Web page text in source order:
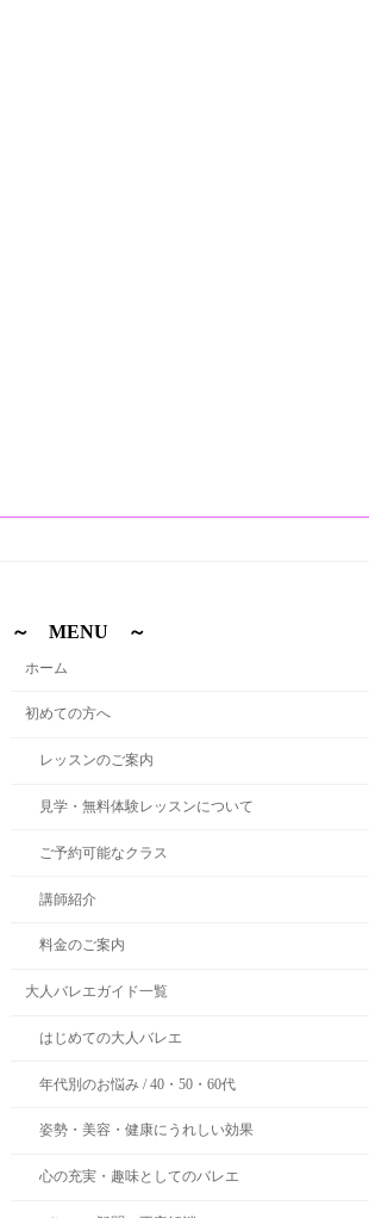
～ MENU ～
ホーム
初めての方へ
レッスンのご案内
見学・無料体験レッスンについて
ご予約可能なクラス
講師紹介
料金のご案内
大人バレエガイド一覧
はじめての大人バレエ
年代別のお悩み / 40・50・60代
姿勢・美容・健康にうれしい効果
心の充実・趣味としてのバレエ